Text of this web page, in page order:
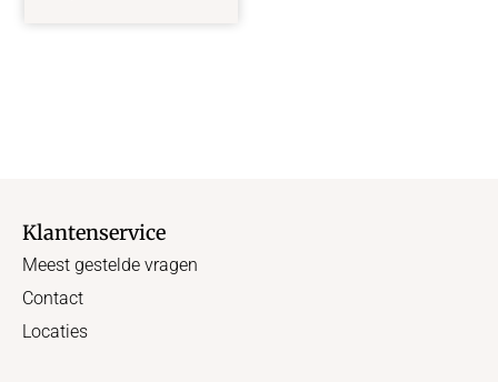
Klantenservice
Meest gestelde vragen
Contact
Locaties